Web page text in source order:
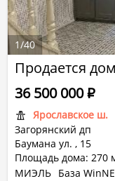
Продается
Ярославское ш.
Загорянский дп
Баумана ул. , 15
Площадь дома: 270
36 500 000Р
МИЭЛЬ База
1/40